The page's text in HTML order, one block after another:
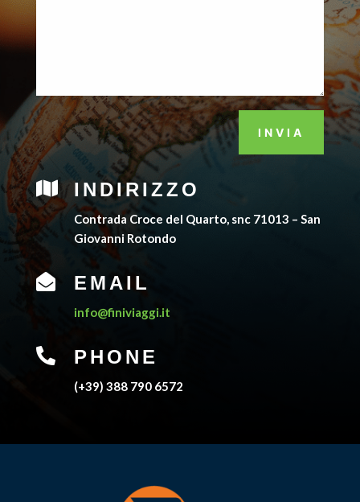
INVIA
 INDIRIZZO
Contrada Croce del Quarto, snc 71013 – San
Giovanni Rotondo
 EMAIL
info@finiviaggi.it
 PHONE
(+39) 388 790 6572